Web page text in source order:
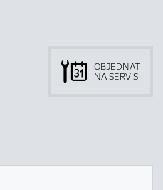
OBJEDNAT
NA SERVIS